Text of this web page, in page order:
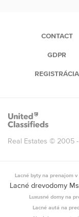
CONTACT
GDPR
REGISTRÁCIA
Real Estates © 2005
Lacné byty na prenajom v
Lacné drevodomy
Luxusné domy na
Lacné autá na